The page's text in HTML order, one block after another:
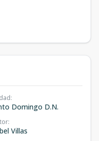
:
Domingo D.N.
:
Villas